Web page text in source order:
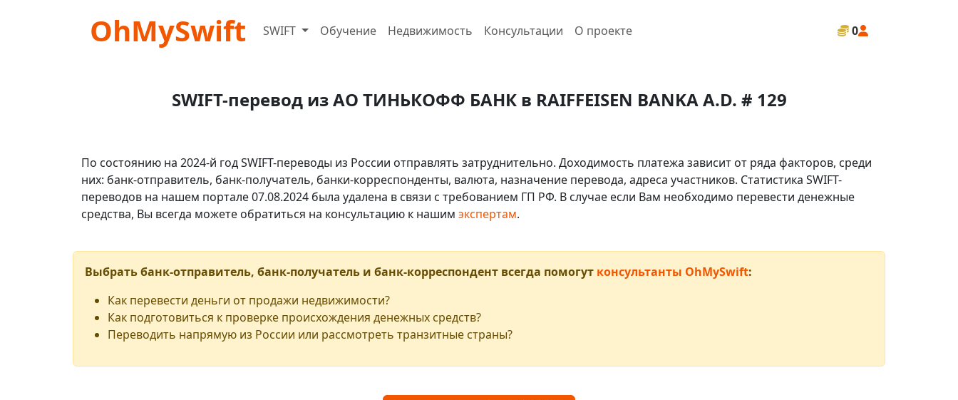
OhMySwift SWIFT Обучение Недвижимость Консультации О проекте 0
SWIFT-перевод из АО ТИНЬКОФФ БАНК в RAIFFEISEN BANKA A.D. # 129
По состоянию на 2024-й год SWIFT-переводы из России отправлять затруднительно. Доходимость платежа зависит от ряда факторов, среди
них: банк-отправитель, банк-получатель, банки-корреспонденты, валюта, назначение перевода, адреса участников. Статистика SWIFT-
переводов на нашем портале 07.08.2024 была удалена в связи с требованием ГП РФ. В случае если Вам необходимо перевести денежные
средства, Вы всегда можете обратиться на консультацию к нашим экспертам.
Выбрать банк-отправитель, банк-получатель и банк-корреспондент всегда помогут консультанты OhMySwift:
Как перевести деньги от продажи недвижимости?
Как подготовиться к проверке происхождения денежных средств?
Переводить напрямую из России или рассмотреть транзитные страны?